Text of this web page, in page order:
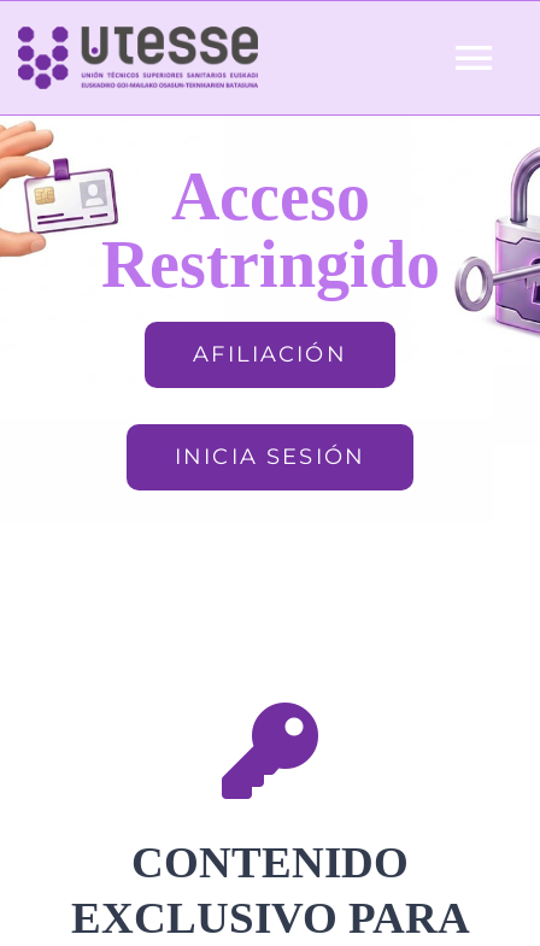
Skip
content
Inicio
QUIÉNES SOMOS Acceso
Restringido
AFILIACIÓN
INICIA SESIÓN
CONTENIDO
EXCLUSIVO PARA